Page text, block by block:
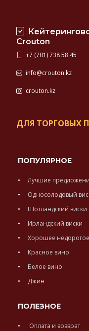
Crouton
+7 (701) 738 58 45
info@crouton.kz
crouton.kz
ДЛЯ ТОРГОВЫХ
ПОПУЛЯРНОЕ
Лучшие
Односолодовый
Шотландский виски
Ирландский виски
Хорошее
Красное вино
Белое вино
Джин
ПОЛЕЗНОЕ
Оплата и возврат